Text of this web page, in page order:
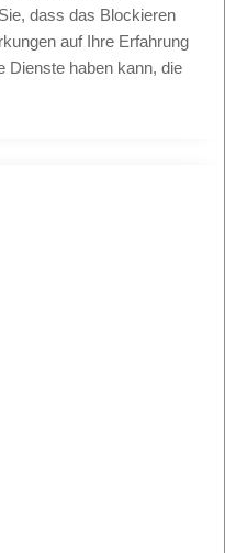
dass das Blockieren
auf Ihre Erfahrung
Dienste haben kann, die